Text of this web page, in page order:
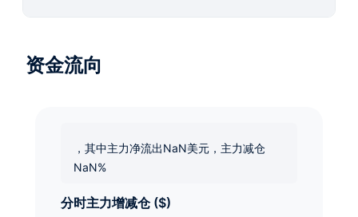
资金流向
，其中主力净流出NaN美元，主力减仓
NaN%
分时主力增减仓 ($)